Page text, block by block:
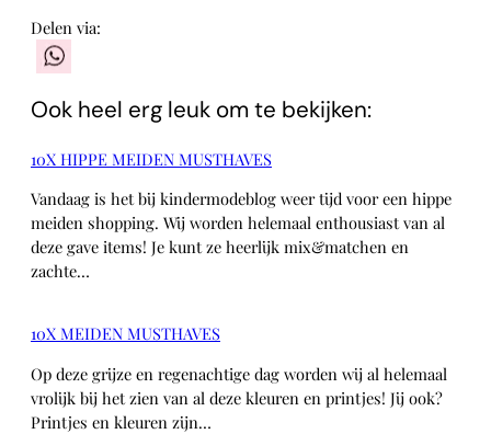
Delen via:
Ook heel erg leuk om te bekijken:
10X HIPPE MEIDEN MUSTHAVES
Vandaag is het bij kindermodeblog weer tijd voor een hippe
meiden shopping. Wij worden helemaal enthousiast van al
deze gave items! Je kunt ze heerlijk mix&matchen en
zachte…
10X MEIDEN MUSTHAVES
Op deze grijze en regenachtige dag worden wij al helemaal
vrolijk bij het zien van al deze kleuren en printjes! Jij ook?
Printjes en kleuren zijn…